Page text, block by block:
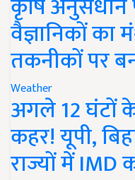
वैज्ञानिकों का
तकनीकों पर
Weather
अगले 12 घंटों
कहर! यूपी,
राज्यों में